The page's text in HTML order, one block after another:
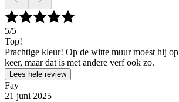
5/5
Top!
Prachtige kleur! Op de witte muur moest hij
keer, maar dat is met andere verf ook zo.
Lees hele review
Fay
21 juni 2025